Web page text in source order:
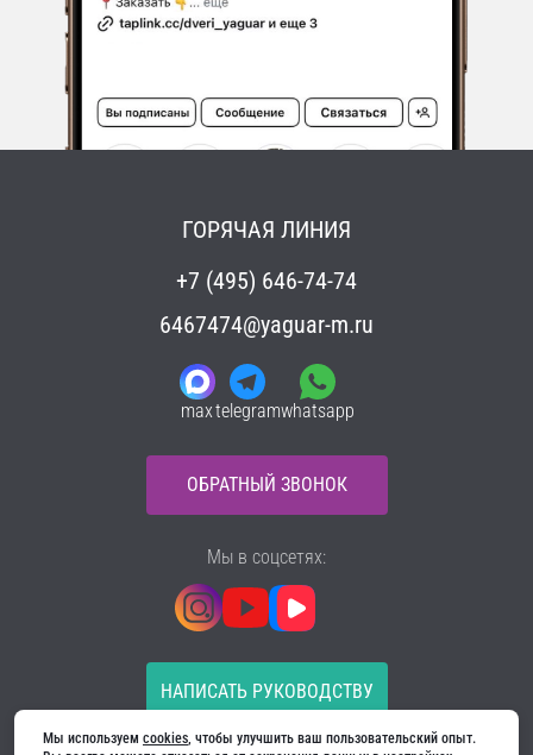
ГОРЯЧАЯ ЛИНИЯ
+7 (495) 646-74-74
6467474@yaguar-m.ru
maxtelegramwhatsapp
ОБРАТНЫЙ ЗВОНОК
НАПИСАТЬ РУКОВОДСТВУ
Все материалы на сайте принадлежат компании
Мы в соцсетях:
Мы используем cookies, чтобы улучшить ваш пользовательский опыт.